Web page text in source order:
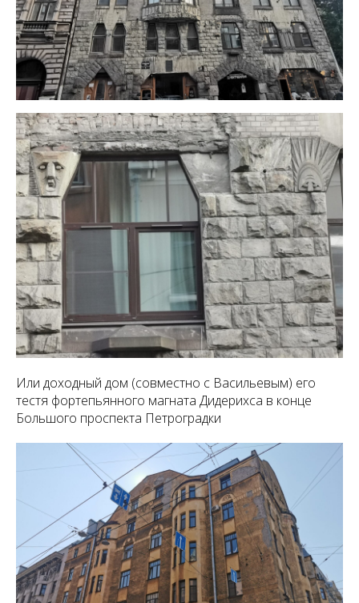
Или доходный дом (совместно с Васильевым) его
тестя фортепьянного магната Дидерихса в конце
Большого проспекта Петроградки